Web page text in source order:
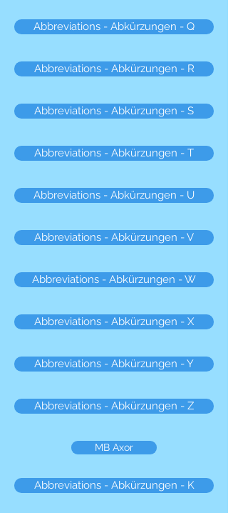
Abbreviations - Abkürzungen - Q
Abbreviations - Abkürzungen - R
Abbreviations - Abkürzungen - S
Abbreviations - Abkürzungen - T
Abbreviations - Abkürzungen - U
Abbreviations - Abkürzungen - V
Abbreviations - Abkürzungen - W
Abbreviations - Abkürzungen - X
Abbreviations - Abkürzungen - Y
Abbreviations - Abkürzungen - Z
MB Axor
Abbreviations - Abkürzungen - K